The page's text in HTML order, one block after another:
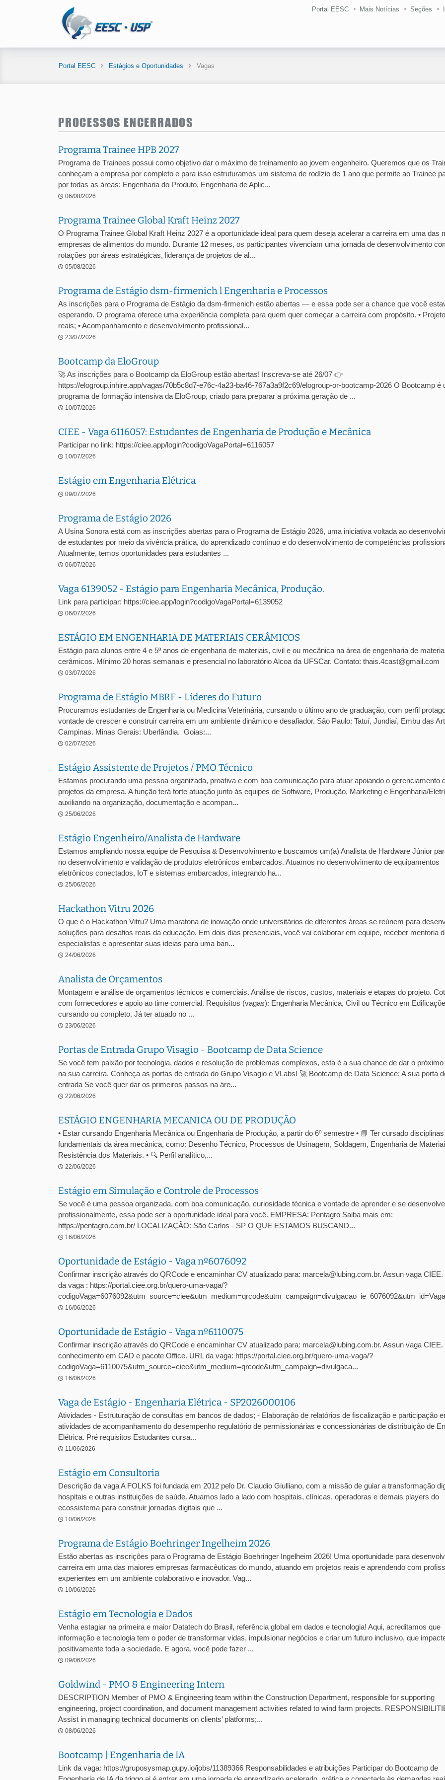
Portal EESC Mais Notícias Seções
Portal EESC Estágios e Oportunidades Vagas
PROCESSOS ENCERRADOS
Programa Trainee HPB 2027
Programa de Trainees possui como objetivo dar o máximo de treinamento ao jovem engenheiro. Queremos que os
conheçam a empresa por completo e para isso estruturamos um sistema de rodízio de 1 ano que permite ao Trainee
por todas as áreas: Engenharia do Produto, Engenharia de Aplic...
06/08/2026
Programa Trainee Global Kraft Heinz 2027
O Programa Trainee Global Kraft Heinz 2027 é a oportunidade ideal para quem deseja acelerar a carreira em uma das
empresas de alimentos do mundo. Durante 12 meses, os participantes vivenciam uma jornada de desenvolvimento
rotações por áreas estratégicas, liderança de projetos de al...
05/08/2026
Programa de Estágio dsm-firmenich l Engenharia e Processos
As inscrições para o Programa de Estágio da dsm-firmenich estão abertas — e essa pode ser a chance que você
esperando. O programa oferece uma experiência completa para quem quer começar a carreira com propósito. •
reais; • Acompanhamento e desenvolvimento profissional...
23/07/2026
Bootcamp da EloGroup
🚀 As inscrições para o Bootcamp da EloGroup estão abertas! Inscreva-se até 26/07 👉
https://elogroup.inhire.app/vagas/70b5c8d7-e76c-4a23-ba46-767a3a9f2c69/elogroup-or-bootcamp-2026 O Bootcamp é
programa de formação intensiva da EloGroup, criado para preparar a próxima geração de ...
10/07/2026
CIEE - Vaga 6116057: Estudantes de Engenharia de Produção e Mecânica
Participar no link: https://ciee.app/login?codigoVagaPortal=6116057
10/07/2026
Estágio em Engenharia Elétrica
09/07/2026
Programa de Estágio 2026
A Usina Sonora está com as inscrições abertas para o Programa de Estágio 2026, uma iniciativa voltada ao
de estudantes por meio da vivência prática, do aprendizado contínuo e do desenvolvimento de competências
Atualmente, temos oportunidades para estudantes ...
06/07/2026
Vaga 6139052 - Estágio para Engenharia Mecânica, Produção.
Link para participar: https://ciee.app/login?codigoVagaPortal=6139052
06/07/2026
ESTÁGIO EM ENGENHARIA DE MATERIAIS CERÂMICOS
Estágio para alunos entre 4 e 5º anos de engenharia de materiais, civil e ou mecânica na área de engenharia de
cerâmicos. Mínimo 20 horas semanais e presencial no laboratório Alcoa da UFSCar. Contato: thais.4cast@gmail.com
03/07/2026
Programa de Estágio MBRF - Líderes do Futuro
Procuramos estudantes de Engenharia ou Medicina Veterinária, cursando o último ano de graduação, com perfil
vontade de crescer e construir carreira em um ambiente dinâmico e desafiador. São Paulo: Tatuí, Jundiaí, Embu das
Campinas. Minas Gerais: Uberlândia. Goias:...
02/07/2026
Estágio Assistente de Projetos / PMO Técnico
Estamos procurando uma pessoa organizada, proativa e com boa comunicação para atuar apoiando o gerenciamento
projetos da empresa. A função terá forte atuação junto às equipes de Software, Produção, Marketing e Engenharia/
auxiliando na organização, documentação e acompan...
25/06/2026
Estágio Engenheiro/Analista de Hardware
Estamos ampliando nossa equipe de Pesquisa & Desenvolvimento e buscamos um(a) Analista de Hardware Júnior
no desenvolvimento e validação de produtos eletrônicos embarcados. Atuamos no desenvolvimento de equipamentos
eletrônicos conectados, IoT e sistemas embarcados, integrando ha...
25/06/2026
Hackathon Vitru 2026
O que é o Hackathon Vitru? Uma maratona de inovação onde universitários de diferentes áreas se reúnem para
soluções para desafios reais da educação. Em dois dias presenciais, você vai colaborar em equipe, receber mentoria
especialistas e apresentar suas ideias para uma ban...
24/06/2026
Analista de Orçamentos
Montagem e análise de orçamentos técnicos e comerciais. Análise de riscos, custos, materiais e etapas do projeto.
com fornecedores e apoio ao time comercial. Requisitos (vagas): Engenharia Mecânica, Civil ou Técnico em
cursando ou completo. Já ter atuado no ...
23/06/2026
Portas de Entrada Grupo Visagio - Bootcamp de Data Science
Se você tem paixão por tecnologia, dados e resolução de problemas complexos, esta é a sua chance de dar o
na sua carreira. Conheça as portas de entrada do Grupo Visagio e VLabs! 🚀 Bootcamp de Data Science: A sua porta
entrada Se você quer dar os primeiros passos na áre...
22/06/2026
ESTÁGIO ENGENHARIA MECANICA OU DE PRODUÇÃO
• Estar cursando Engenharia Mecânica ou Engenharia de Produção, a partir do 6º semestre • 📘 Ter cursado disciplinas
fundamentais da área mecânica, como: Desenho Técnico, Processos de Usinagem, Soldagem, Engenharia de
Resistência dos Materiais. • 🔍 Perfil analítico,...
22/06/2026
Estágio em Simulação e Controle de Processos
Se você é uma pessoa organizada, com boa comunicação, curiosidade técnica e vontade de aprender e se
profissionalmente, essa pode ser a oportunidade ideal para você. EMPRESA: Pentagro Saiba mais em:
https://pentagro.com.br/ LOCALIZAÇÃO: São Carlos - SP O QUE ESTAMOS BUSCAND...
16/06/2026
Oportunidade de Estágio - Vaga nº6076092
Confirmar inscrição através do QRCode e encaminhar CV atualizado para: marcela@lubing.com.br. Assun vaga CIEE.
da vaga : https://portal.ciee.org.br/quero-uma-vaga/?
16/06/2026
Oportunidade de Estágio - Vaga nº6110075
Confirmar inscrição através do QRCode e encaminhar CV atualizado para: marcela@lubing.com.br. Assun vaga CIEE.
conhecimento em CAD e pacote Office. URL da vaga: https://portal.ciee.org.br/quero-uma-vaga/?
codigoVaga=6110075&utm_source=ciee&utm_medium=qrcode&utm_campaign=divulgaca...
16/06/2026
Vaga de Estágio - Engenharia Elétrica - SP2026000106
Atividades - Estruturação de consultas em bancos de dados; - Elaboração de relatórios de fiscalização e participação
atividades de acompanhamento do desempenho regulatório de permissionárias e concessionárias de distribuição de
Elétrica. Pré requisitos Estudantes cursa...
11/06/2026
Estágio em Consultoria
Descrição da vaga A FOLKS foi fundada em 2012 pelo Dr. Claudio Giulliano, com a missão de guiar a transformação
hospitais e outras instituições de saúde. Atuamos lado a lado com hospitais, clínicas, operadoras e demais players do
ecossistema para construir jornadas digitais que ...
10/06/2026
Programa de Estágio Boehringer Ingelheim 2026
Estão abertas as inscrições para o Programa de Estágio Boehringer Ingelheim 2026! Uma oportunidade para
carreira em uma das maiores empresas farmacêuticas do mundo, atuando em projetos reais e aprendendo com
experientes em um ambiente colaborativo e inovador. Vag...
10/06/2026
Estágio em Tecnologia e Dados
Venha estagiar na primeira e maior Datatech do Brasil, referência global em dados e tecnologia! Aqui, acreditamos que
informação e tecnologia tem o poder de transformar vidas, impulsionar negócios e criar um futuro inclusivo, que
positivamente toda a sociedade. E agora, você pode fazer ...
09/06/2026
Goldwind - PMO & Engineering Intern
DESCRIPTION Member of PMO & Engineering team within the Construction Department, responsible for supporting
engineering, project coordination, and document management activities related to wind farm projects.
Assist in managing technical documents on clients’ platforms;...
08/06/2026
Bootcamp | Engenharia de IA
Link da vaga: https://gruposysmap.gupy.io/jobs/11389366 Responsabilidades e atribuições Participar do Bootcamp de